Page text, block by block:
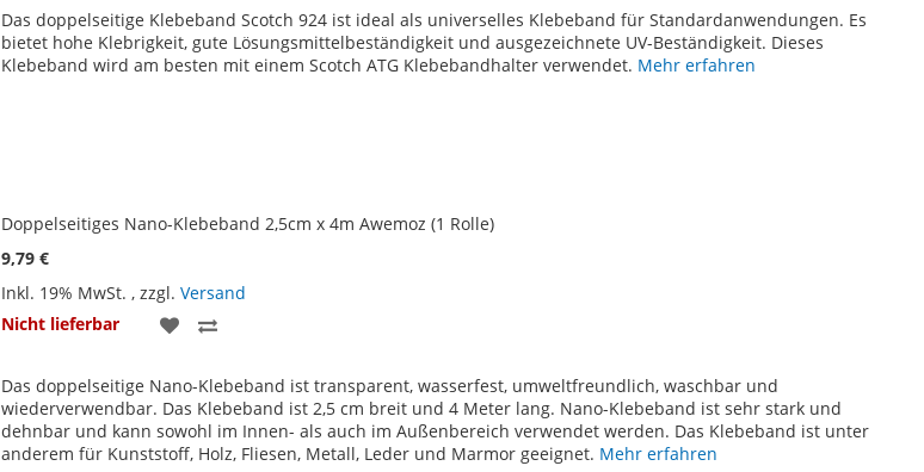
HINZUFÜGEN
HINZUFÜGEN
Das doppelseitige Klebeband Scotch 924 ist ideal als universelles Klebeband für Standardanwendungen. Es
bietet hohe Klebrigkeit, gute Lösungsmittelbeständigkeit und ausgezeichnete UV-Beständigkeit. Dieses
Klebeband wird am besten mit einem Scotch ATG Klebebandhalter verwendet. Mehr erfahren
Doppelseitiges Nano-Klebeband 2,5cm x 4m Awemoz (1 Rolle)
9,79 €
Inkl. 19% MwSt. , zzgl. Versand
Nicht lieferbar
ZUR
HINZUFÜGEN
HINZUFÜGEN
Das doppelseitige Nano-Klebeband ist transparent, wasserfest, umweltfreundlich, waschbar und
wiederverwendbar. Das Klebeband ist 2,5 cm breit und 4 Meter lang. Nano-Klebeband ist sehr stark und
dehnbar und kann sowohl im Innen- als auch im Außenbereich verwendet werden. Das Klebeband ist unter
anderem für Kunststoff, Holz, Fliesen, Metall, Leder und Marmor geeignet. Mehr erfahren